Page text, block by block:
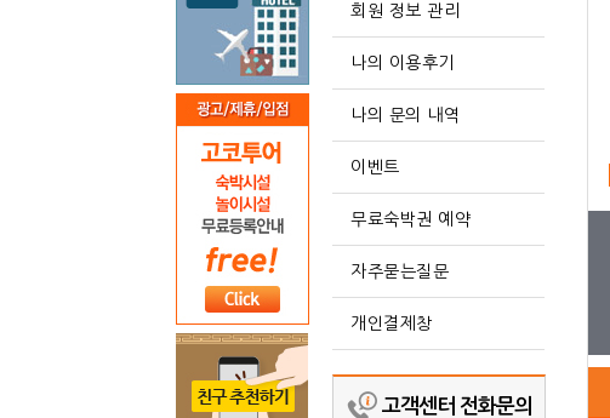
회원 정보 관리
나의 이용후기
나의 문의 내역
이벤트
무료숙박권 예약
자주묻는질문
개인결제창
고객센터 전화문의